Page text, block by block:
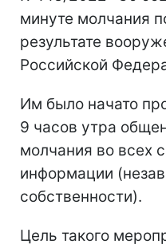
минуте молчания
результате
Российской
Им было начато
9 часов утра
молчания во всех
информации
собственности).
Цель такого